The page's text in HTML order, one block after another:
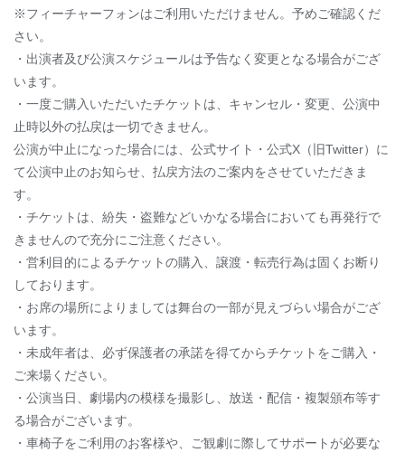
※フィーチャーフォンはご利用いただけません。予めご確認くだ
さい。
・出演者及び公演スケジュールは予告なく変更となる場合がござ
います。
・一度ご購入いただいたチケットは、キャンセル・変更、公演中
止時以外の払戻は一切できません。
公演が中止になった場合には、公式サイト・公式X（旧Twitter）に
て公演中止のお知らせ、払戻方法のご案内をさせていただきま
す。
・チケットは、紛失・盗難などいかなる場合においても再発行で
きませんので充分にご注意ください。
・営利目的によるチケットの購入、譲渡・転売行為は固くお断り
しております。
・お席の場所によりましては舞台の一部が見えづらい場合がござ
います。
・未成年者は、必ず保護者の承諾を得てからチケットをご購入・
ご来場ください。
・公演当日、劇場内の模様を撮影し、放送・配信・複製頒布等す
る場合がございます。
・車椅子をご利用のお客様や、ご観劇に際してサポートが必要な